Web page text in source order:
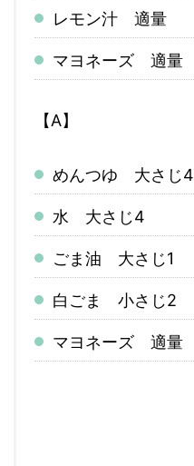
レモン汁 適量
マヨネーズ 適量
【A】
めんつゆ 大さじ4
水 大さじ4
ごま油 大さじ1
白ごま 小さじ2
マヨネーズ 適量